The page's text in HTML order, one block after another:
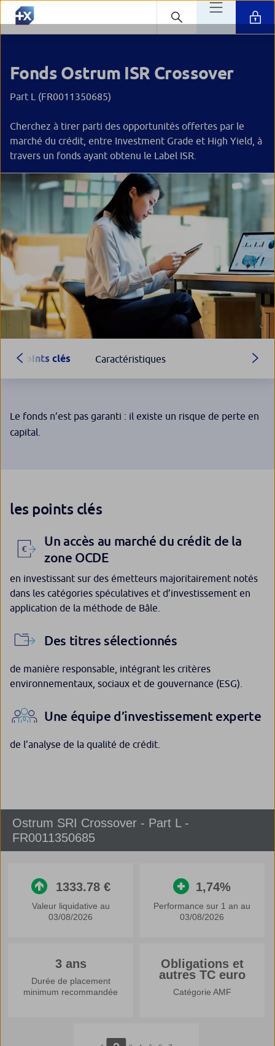
Fonds Ostrum ISR Crossover
Part L (FR0011350685)
Cherchez à tirer parti des opportunités offertes par le
marché du crédit, entre Investment Grade et High Yield, à
travers un fonds ayant obtenu le Label ISR.
Points clés Caractéristiques
Le fonds n’est pas garanti : il existe un risque de perte en
capital.
les points clés
Un accès au marché du crédit de la
zone OCDE
en investissant sur des émetteurs majoritairement notés
dans les catégories spéculatives et d’investissement en
application de la méthode de Bâle.
Des titres sélectionnés
de manière responsable, intégrant les critères
environnementaux, sociaux et de gouvernance (ESG).
Une équipe d’investissement experte
de l’analyse de la qualité de crédit.